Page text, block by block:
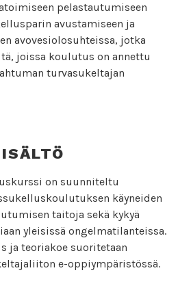
pelastautumiseen
avustamiseen ja
avovesiolosuhteissa, jotka
joissa koulutus on annettu
turvasukeltajan
on suunniteltu
käyneiden
taitoja sekä kykyä
yleisissä ongelmatilanteissa.
ja teoriakoe suoritetaan
e-oppiympäristössä.